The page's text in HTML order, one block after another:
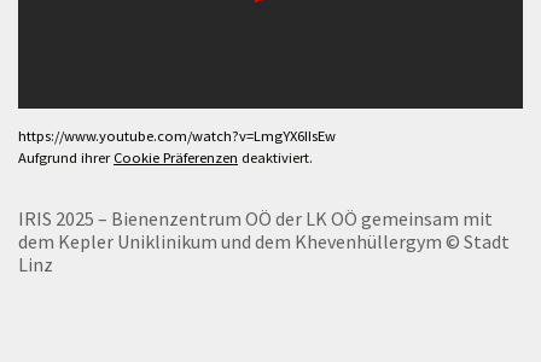
https://www.youtube.com/watch?v=LmgYX6IIsEw
Aufgrund ihrer Cookie Präferenzen deaktiviert.
IRIS 2025 – Bienenzentrum OÖ der LK OÖ gemeinsam mit
dem Kepler Uniklinikum und dem Khevenhüllergym © Stadt
Linz